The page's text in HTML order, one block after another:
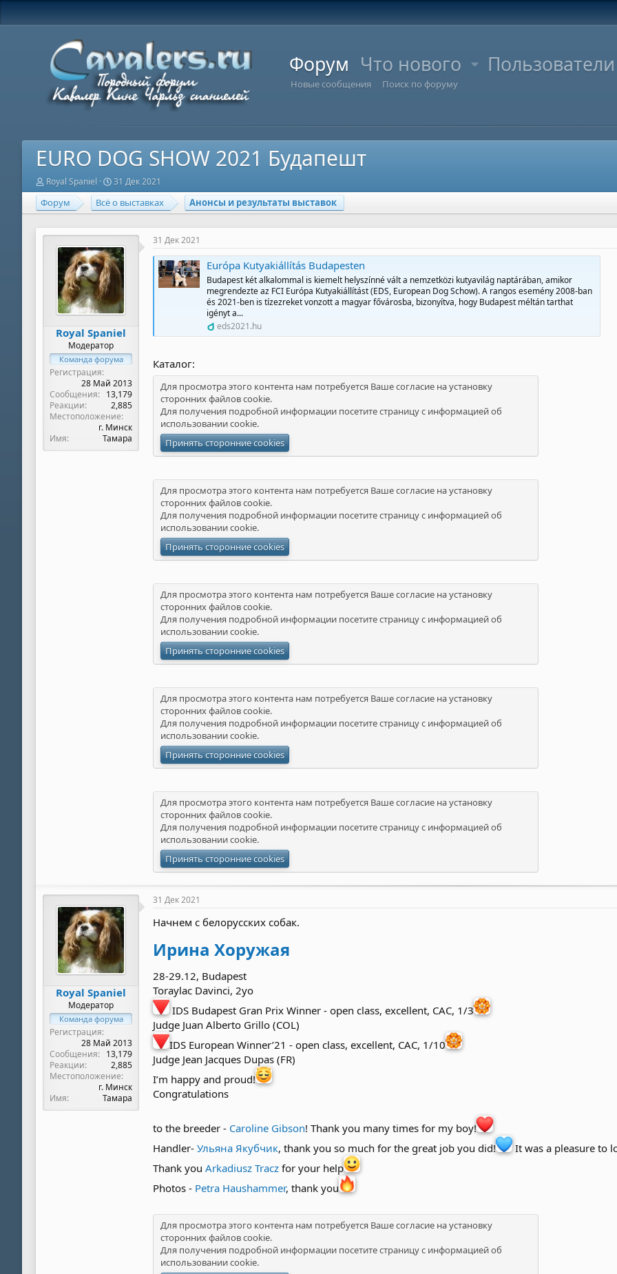
Форум Что нового Пользователи
Новые сообщения Поиск по форуму
EURO DOG SHOW 2021 Будапешт
А
в
т
о
т
Royal Spaniel
Д
а
т
а
а
ч
а
л
31 Дек 2021
Форум Всё о выставках Анонсы и результаты выставок
Royal Spaniel
Модератор
Команда форума
Регистрация
28 Май 2013
Сообщения
13,179
Реакции
2,885
Местоположение
г. Минск
Имя
Тамара
31 Дек 2021
Európa Kutyakiállítás Budapesten
Budapest két alkalommal is kiemelt helyszínné vált a nemzetközi kutyavilág naptárában, amikor
megrendezte az FCI Európa Kutyakiállítást (EDS, European Dog Schow). A rangos esemény 2008-ban
és 2021-ben is tízezreket vonzott a magyar fővárosba, bizonyítva, hogy Budapest méltán tarthat
igényt a...
eds2021.hu
Каталог:
Для просмотра этого контента нам потребуется Ваше согласие на установку
сторонних файлов cookie.
Для получения подробной информации посетите страницу с информацией об
использовании cookie.
Принять сторонние cookies
Для просмотра этого контента нам потребуется Ваше согласие на установку
сторонних файлов cookie.
Для получения подробной информации посетите страницу с информацией об
использовании cookie.
Принять сторонние cookies
Для просмотра этого контента нам потребуется Ваше согласие на установку
сторонних файлов cookie.
Для получения подробной информации посетите страницу с информацией об
использовании cookie.
Принять сторонние cookies
Для просмотра этого контента нам потребуется Ваше согласие на установку
сторонних файлов cookie.
Для получения подробной информации посетите страницу с информацией об
использовании cookie.
Принять сторонние cookies
Для просмотра этого контента нам потребуется Ваше согласие на установку
сторонних файлов cookie.
Для получения подробной информации посетите страницу с информацией об
использовании cookie.
Принять сторонние cookies
Royal Spaniel
Модератор
Команда форума
Регистрация
28 Май 2013
Сообщения
13,179
Реакции
2,885
Местоположение
г. Минск
Имя
Тамара
31 Дек 2021
Начнем с белорусских собак.
Ирина Хоружая
28-29.12, Budapest
Toraylac Davinci, 2yo
IDS Budapest Gran Prix Winner - open class, excellent, CAC, 1/3
Judge Juan Alberto Grillo (COL)
IDS European Winner’21 - open class, excellent, CAC, 1/10
Judge Jean Jacques Dupas (FR)
I’m happy and proud!
Congratulations
to the breeder - Caroline Gibson! Thank you many times for my boy!
Handler- Ульяна Якубчик, thank you so much for the great job you did!
It was a pleasure to
Thank you Arkadiusz Tracz for your help
Photos - Petra Haushammer, thank you
Для просмотра этого контента нам потребуется Ваше согласие на установку
сторонних файлов cookie.
Для получения подробной информации посетите страницу с информацией об
использовании cookie.